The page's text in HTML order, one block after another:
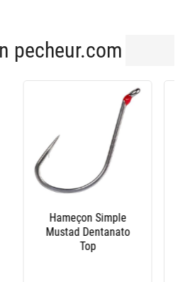
pecheur.com
Hameçon Simple
Mustad Iseama